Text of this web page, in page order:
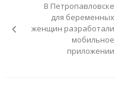
записямВ Петропавловске
для беременных
женщин разработали
мобильное
приложении